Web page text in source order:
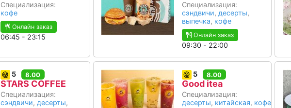
Специализация:
кофе
Онлайн заказ
06:45 - 23:15
Специализация:
сэндвичи, десерты,
выпечка, кофе
Онлайн заказ
09:30 - 22:00
5 8.00
STARS COFFEE
Специализация:
сэндвичи, десерты,
5 8.00
Good itea
Специализация:
десерты, китайская, кофе